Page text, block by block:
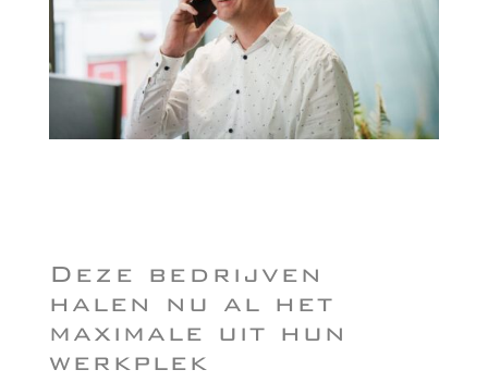
Deze bedrijven
halen nu al het
maximale uit hun
werkplek